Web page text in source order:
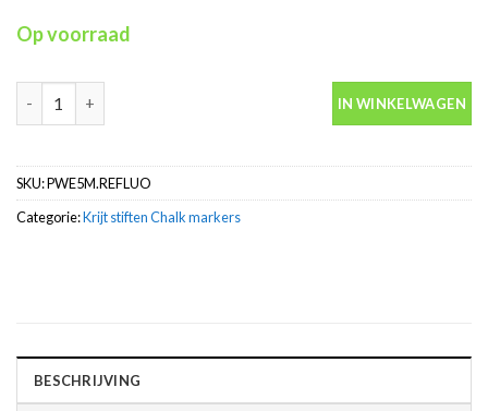
Op voorraad
IN WINKELWAGEN
SKU:PWE5M.REFLUO
Categorie:Krijt stiften Chalk markers
BESCHRIJVING